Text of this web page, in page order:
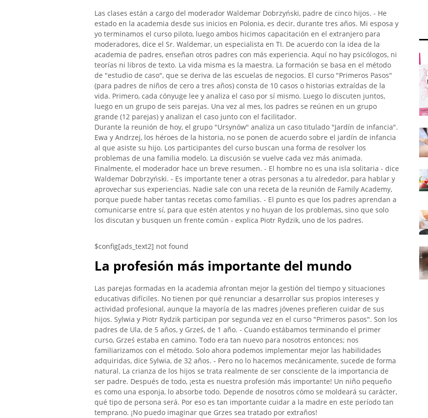
Las clases están a cargo del moderador Waldemar Dobrzyński, padre de cinco hijos. - He
estado en la academia desde sus inicios en Polonia, es decir, durante tres años. Mi esposa y
yo terminamos el curso piloto, luego ambos hicimos capacitación en el extranjero para
moderadores, dice el Sr. Waldemar, un especialista en TI. De acuerdo con la idea de la
academia de padres, enseñan otros padres con más experiencia. Aquí no hay psicólogos, ni
teorías ni libros de texto. La vida misma es la maestra. La formación se basa en el método
de "estudio de caso", que se deriva de las escuelas de negocios. El curso "Primeros Pasos"
(para padres de niños de cero a tres años) consta de 10 casos o historias extraídas de la
vida. Primero, cada cónyuge lee y analiza el caso por sí mismo. Luego lo discuten juntos,
luego en un grupo de seis parejas. Una vez al mes, los padres se reúnen en un grupo
grande (12 parejas) y analizan el caso junto con el facilitador.
Durante la reunión de hoy, el grupo "Ursynów" analiza un caso titulado "Jardín de infancia".
Ewa y Andrzej, los héroes de la historia, no se ponen de acuerdo sobre el jardín de infancia
al que asiste su hijo. Los participantes del curso buscan una forma de resolver los
problemas de una familia modelo. La discusión se vuelve cada vez más animada.
Finalmente, el moderador hace un breve resumen. - El hombre no es una isla solitaria - dice
Waldemar Dobrzyński. - Es importante tener a otras personas a tu alrededor, para hablar y
aprovechar sus experiencias. Nadie sale con una receta de la reunión de Family Academy,
porque puede haber tantas recetas como familias. - El punto es que los padres aprendan a
comunicarse entre sí, para que estén atentos y no huyan de los problemas, sino que solo
los discutan y busquen un frente común - explica Piotr Rydzik, uno de los padres.
$config[ads_text2] not found
La profesión más importante del mundo
Las parejas formadas en la academia afrontan mejor la gestión del tiempo y situaciones
educativas difíciles. No tienen por qué renunciar a desarrollar sus propios intereses y
actividad profesional, aunque la mayoría de las madres jóvenes prefieren cuidar de sus
hijos. Sylwia y Piotr Rydzik participan por segunda vez en el curso "Primeros pasos". Son los
padres de Ula, de 5 años, y Grześ, de 1 año. - Cuando estábamos terminando el primer
curso, Grześ estaba en camino. Todo era tan nuevo para nosotros entonces; nos
familiarizamos con el método. Solo ahora podemos implementar mejor las habilidades
adquiridas, dice Sylwia, de 32 años. - Pero no lo hacemos mecánicamente, sucede de forma
natural. La crianza de los hijos se trata realmente de ser consciente de la importancia de
ser padre. Después de todo, ¡esta es nuestra profesión más importante! Un niño pequeño
es como una esponja, lo absorbe todo. Depende de nosotros cómo se moldeará su carácter,
qué tipo de persona será. Por eso es tan importante cuidar a la madre en este período tan
temprano. ¡No puedo imaginar que Grzes sea tratado por extraños!